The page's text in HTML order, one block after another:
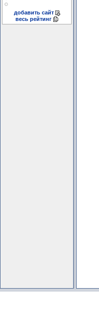
добавить сайт
весь рейтинг